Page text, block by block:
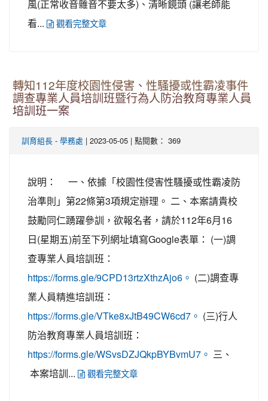
風(正常收音雜音不要太多)、清晰鏡頭 (讓老師能
看...
觀看完整文章
轉知112年度校園性侵害、性騷擾或性霸凌事件
調查專業人員培訓班暨行為人防治教育專業人員
培訓班一案
訓育組長 - 學務處 | 2023-05-05 | 點閱數： 369
說明： 一、依據「校園性侵害性騷擾或性霸凌防
治準則」第22條第3項規定辦理。 二、本案請貴校
鼓勵同仁踴躍參訓，欲報名者，請於112年6月16
日(星期五)前至下列網址填寫Google表單： (一)調
查專業人員培訓班：
https://forms.gle/9CPD13rtzXthzAjo6。
(二)調查專
業人員精進培訓班：
https://forms.gle/VTke8xJtB49CW6cd7。
(三)行人
防治教育專業人員培訓班：
https://forms.gle/WSvsDZJQkpBYBvmU7。
三、
本案培訓...
觀看完整文章